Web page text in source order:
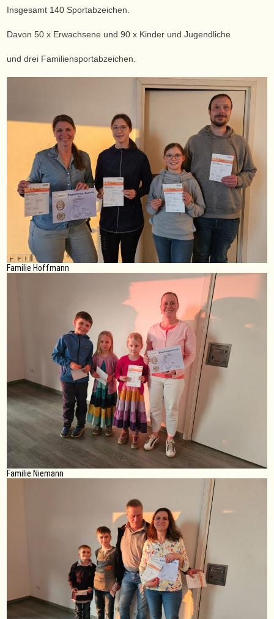
Insgesamt 140 Sportabzeichen.
Davon 50 x Erwachsene und 90 x Kinder und Jugendliche
und drei Familiensportabzeichen.
Familie Hoffmann
Familie Niemann